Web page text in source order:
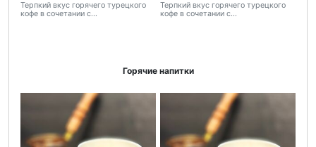
Терпкий вкус горячего турецкого
кофе в сочетании с...
Терпкий вкус горячего турецкого
кофе в сочетании с...
Горячие напитки